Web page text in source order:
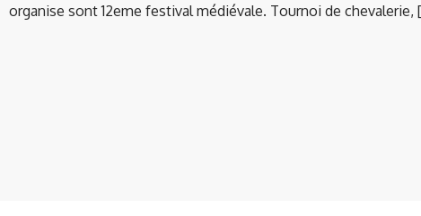
organise sont 12eme festival médiévale. Tournoi de chevalerie,